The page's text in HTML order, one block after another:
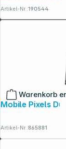
Warenkorb
Artikel-Nr.:190544
Artikel-Nr.:865881